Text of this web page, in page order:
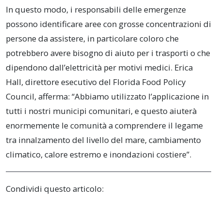
In questo modo, i responsabili delle emergenze
possono identificare aree con grosse concentrazioni di
persone da assistere, in particolare coloro che
potrebbero avere bisogno di aiuto per i trasporti o che
dipendono dall’elettricità per motivi medici. Erica
Hall, direttore esecutivo del Florida Food Policy
Council, afferma: “Abbiamo utilizzato l’applicazione in
tutti i nostri municipi comunitari, e questo aiuterà
enormemente le comunità a comprendere il legame
tra innalzamento del livello del mare, cambiamento
climatico, calore estremo e inondazioni costiere”.
Condividi questo articolo: